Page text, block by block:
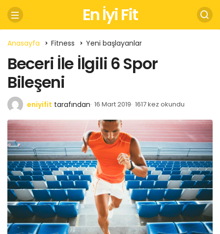
En İyi Fit
Anasayfa Fitness Yeni başlayanlar
Beceri İle İlgili 6 Spor
Bileşeni
eniyifit tarafından 16 Mart 2019 1617 kez okundu